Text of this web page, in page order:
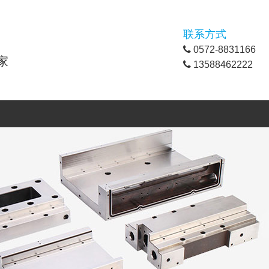
联系方式
0572-8831166
13588462222